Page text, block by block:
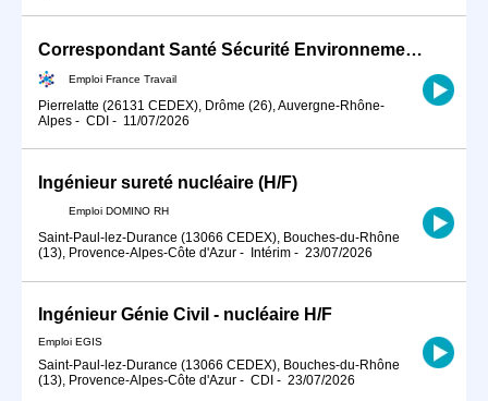
Correspondant Santé Sécurité Environnement Radioprotection H/F (H/F)
Emploi France Travail
Pierrelatte (26131 CEDEX), Drôme (26), Auvergne-Rhône-
Alpes - CDI - 11/07/2026
Ingénieur sureté nucléaire (H/F)
Emploi DOMINO RH
Saint-Paul-lez-Durance (13066 CEDEX), Bouches-du-Rhône
(13), Provence-Alpes-Côte d'Azur - Intérim - 23/07/2026
Ingénieur Génie Civil - nucléaire H/F
Emploi EGIS
Saint-Paul-lez-Durance (13066 CEDEX), Bouches-du-Rhône
(13), Provence-Alpes-Côte d'Azur - CDI - 23/07/2026